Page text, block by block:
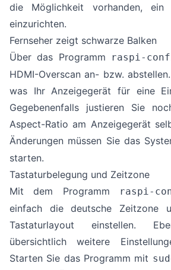
die Möglichkeit vorhanden, ein
einzurichten.
Fernseher zeigt schwarze Balken
Über das Programm
raspi-
HDMI-Overscan an- bzw.
was Ihr Anzeigegerät für eine
Gegebenenfalls justieren Sie
Aspect-Ratio am Anzeigegerät
Änderungen müssen Sie das
starten.
Tastaturbelegung und Zeitzone
Mit dem Programm
raspi-
einfach die deutsche Zeitzone
Tastaturlayout einstellen.
übersichtlich weitere
Starten Sie das Programm mit